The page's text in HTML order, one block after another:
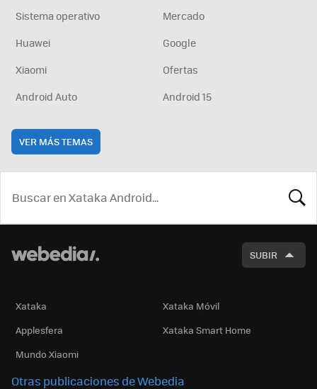
Sistema operativo
Mercado
Huawei
Google
Xiaomi
Ofertas
Android Auto
Android 15
VER MÁS TEMAS
SUBIR
Xataka
Xataka Móvil
Applesfera
Xataka Smart Home
Mundo Xiaomi
Otras publicaciones de Webedia